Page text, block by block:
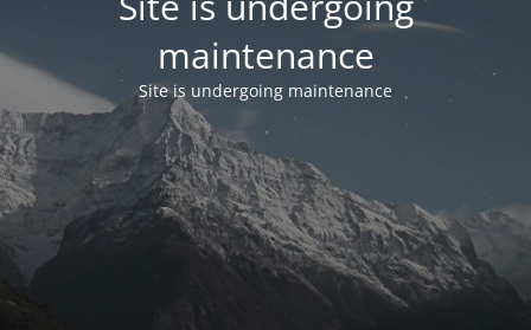
maintenance
Site is undergoing maintenance